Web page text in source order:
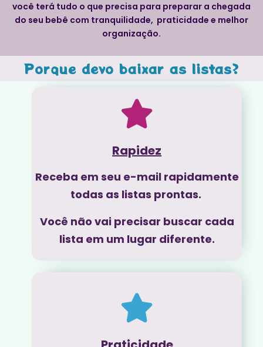
você terá tudo o que precisa para preparar a chegada
do seu bebê com tranquilidade, praticidade e melhor
organização.
Porque devo baixar as listas?
Rapidez
Receba em seu e-mail rapidamente
todas as listas prontas.
Você não vai precisar buscar cada
lista em um lugar diferente.